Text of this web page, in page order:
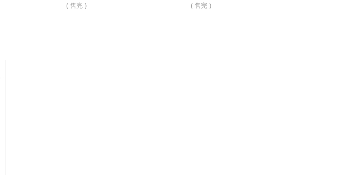
FS2191 2.0進化版
( 售完 )
( 售完 )